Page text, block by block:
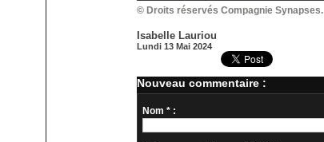
© Droits réservés Compagnie Synapses.
Isabelle Lauriou
Lundi 13 Mai 2024
Nouveau commentaire :
Nom * :